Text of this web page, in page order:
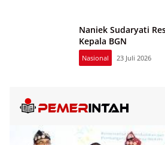
Naniek Sudaryati
Kepala BGN
Nasional 23 Juli 2026